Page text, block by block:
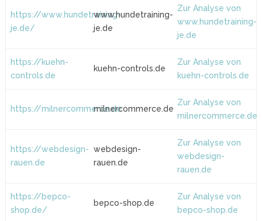
https://www.hundetraining-
je.de/
www.hundetraining-
je.de
Zur Analyse von
www.hundetraining-
je.de
https://kuehn-
controls.de
kuehn-controls.de
Zur Analyse von
kuehn-controls.de
https://milnercommerce.demilnercommerce.de
Zur Analyse von
milnercommerce.de
https://webdesign-
rauen.de
webdesign-
rauen.de
Zur Analyse von
webdesign-
rauen.de
https://bepco-
shop.de/
bepco-shop.de
Zur Analyse von
bepco-shop.de